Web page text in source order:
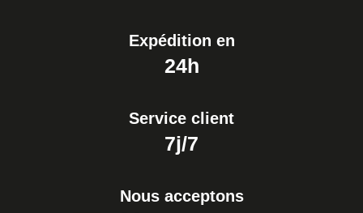
Expédition en
24h
Service client
7j/7
Nous acceptons